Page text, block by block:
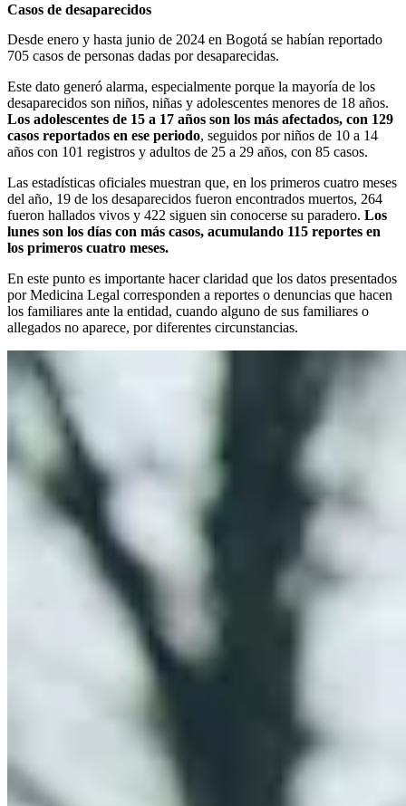
Casos de desaparecidos
Desde enero y hasta junio de 2024 en Bogotá se habían reportado
705 casos de personas dadas por desaparecidas.
Este dato generó alarma, especialmente porque la mayoría de los
desaparecidos son niños, niñas y adolescentes menores de 18 años.
Los adolescentes de 15 a 17 años son los más afectados, con 129
casos reportados en ese periodo, seguidos por niños de 10 a 14
años con 101 registros y adultos de 25 a 29 años, con 85 casos.
Las estadísticas oficiales muestran que, en los primeros cuatro meses
del año, 19 de los desaparecidos fueron encontrados muertos, 264
fueron hallados vivos y 422 siguen sin conocerse su paradero. Los
lunes son los días con más casos, acumulando 115 reportes en
los primeros cuatro meses.
En este punto es importante hacer claridad que los datos presentados
por Medicina Legal corresponden a reportes o denuncias que hacen
los familiares ante la entidad, cuando alguno de sus familiares o
allegados no aparece, por diferentes circunstancias.